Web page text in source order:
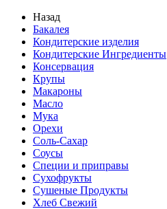
Назад
Бакалея
Кондитерские изделия
Кондитерские Ингредиенты
Консервация
Крупы
Макароны
Масло
Мука
Орехи
Соль-Сахар
Соусы
Специи и приправы
Сухофрукты
Сушеные Продукты
Хлеб Свежий